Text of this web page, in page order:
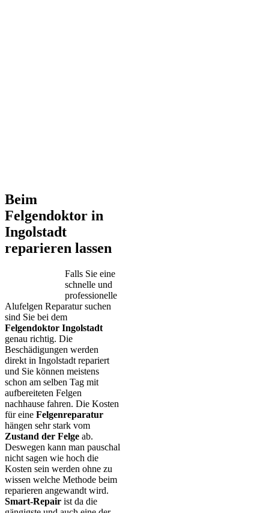
Beim
Felgendoktor in
Ingolstadt
reparieren lassen
Falls Sie eine
schnelle und
professionelle
Alufelgen Reparatur suchen
sind Sie bei dem
Felgendoktor Ingolstadt
genau richtig. Die
Beschädigungen werden
direkt in Ingolstadt repariert
und Sie können meistens
schon am selben Tag mit
aufbereiteten Felgen
nachhause fahren. Die Kosten
für eine Felgenreparatur
hängen sehr stark vom
Zustand der Felge ab.
Deswegen kann man pauschal
nicht sagen wie hoch die
Kosten sein werden ohne zu
wissen welche Methode beim
reparieren angewandt wird.
Smart-Repair ist da die